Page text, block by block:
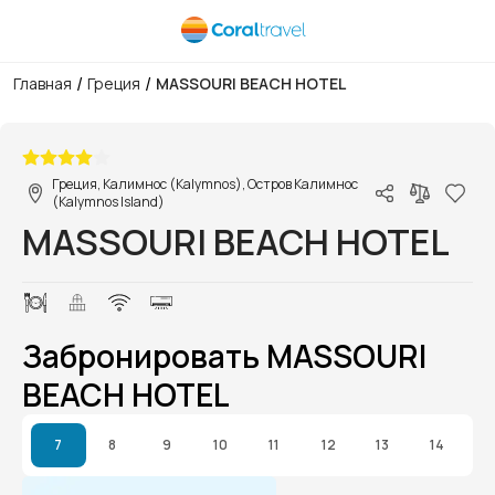
Главная / Греция / MASSOURI BEACH HOTEL
Греция, Калимнос (Kalymnos), Остров Калимнос
(Kalymnos Island)
MASSOURI BEACH HOTEL
Забронировать MASSOURI
BEACH HOTEL
7 8 9 10 11 12 13 14